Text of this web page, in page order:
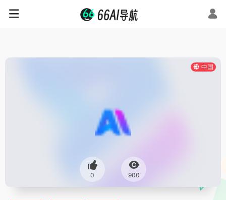
中国
0 900